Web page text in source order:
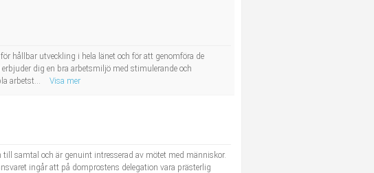
hållbar utveckling i hela länet och för att genomföra de
dig en bra arbetsmiljö med stimulerande och
arbetst...
Visa mer
samtal och är genuint intresserad av mötet med människor.
ingår att på domprostens delegation vara prästerlig